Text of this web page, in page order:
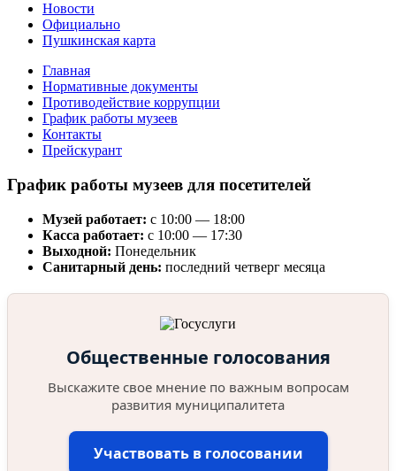
Новости
Официально
Пушкинская карта
Главная
Нормативные документы
Противодействие коррупции
График работы музеев
Контакты
Прейскурант
График работы музеев для посетителей
Музей работает: с 10:00 — 18:00
Касса работает: с 10:00 — 17:30
Выходной: Понедельник
Санитарный день: последний четверг месяца
Общественные голосования
Выскажите свое мнение по важным вопросам
развития муниципалитета
Участвовать в голосовании